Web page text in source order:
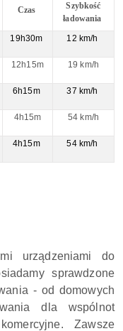
Czas
Szybkość
ładowania
19h30m 12 km/h
12h15m 19 km/h
6h15m 37 km/h
4h15m 54 km/h
4h15m 54 km/h
urządzeniami do
sprawdzone
- od domowych
dla wspólnot
Zawsze